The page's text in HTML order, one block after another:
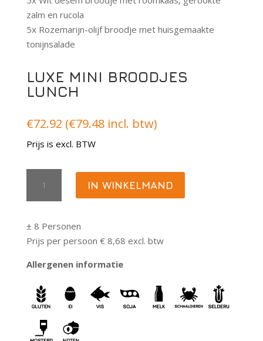
zalm en rucola
5x Rozemarijn-olijf broodje met huisgemaakte
tonijnsalade
LUXE MINI BROODJES
LUNCH
€72.92 (€79.48incl. btw)
Prijs is excl. BTW
broodjes
IN WINKELMAND
± 8 Personen
Prijs per persoon € 8,68 excl. btw
Allergenen informatie